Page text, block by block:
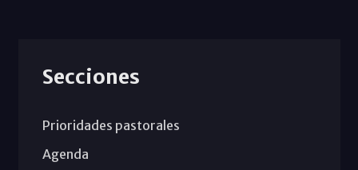
Secciones
Prioridades pastorales
Agenda